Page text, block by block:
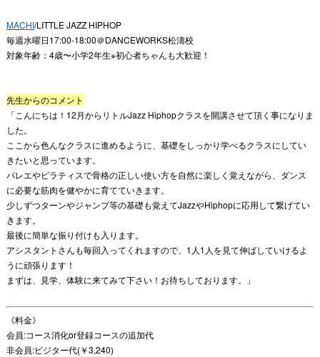
MACHI/LITTLE JAZZ HIPHOP
毎週水曜日17:00-18:00＠DANCEWORKS松濤校
対象年齢：4歳〜小学2年生※初心者ちゃんも大歓迎！
先生からのコメント
「こんにちは！12月からリトルJazz Hiphopクラスを開講させて頂く事になりま
した。
ここから色んなクラスに進めるように、基礎をしっかり学べるクラスにしてい
きたいと思っています。
バレエやピラティスで骨格の正しい使い方を自然に楽しく覚えながら、ダンス
に必要な筋肉を健やかに育てていきます。
少しずつターンやジャンプ等の基礎も覚えてJazzやHiphopに応用して繋げてい
きます。
最後に簡単な振り付けも入ります。
アシスタントさんも毎回入ってくれますので、1人1人を見て伸ばしていけるよ
うに頑張ります！
まずは、見学、体験に来てみて下さい！お待ちしております。」
《料金》
会員:コース消化or登録コースの追加代
非会員:ビジター代(￥3,240)